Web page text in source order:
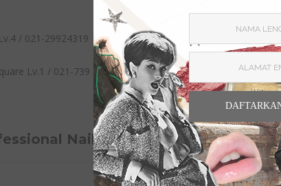
/ 021-29924319
Lv.1 / 021-739 5440
Nail Spa & Beauty